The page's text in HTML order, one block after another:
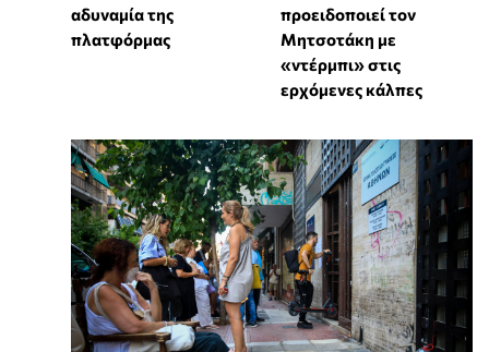
αδυναμία της
πλατφόρμας
προειδοποιεί τον
Μητσοτάκη με
«ντέρμπι» στις
ερχόμενες κάλπες